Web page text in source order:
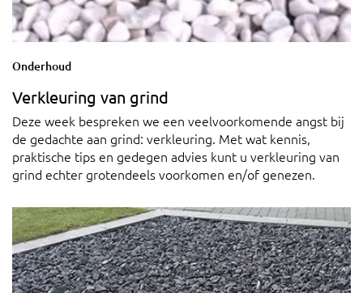
Onderhoud
Verkleuring van grind
Deze week bespreken we een veelvoorkomende angst bij
de gedachte aan grind: verkleuring. Met wat kennis,
praktische tips en gedegen advies kunt u verkleuring van
grind echter grotendeels voorkomen en/of genezen.